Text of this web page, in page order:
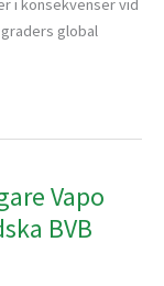
i konsekvenser vid
global
Vapo
BVB